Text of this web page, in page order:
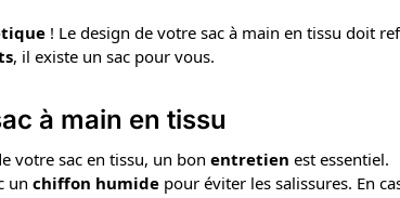
! Le design de votre sac à main en tissu doit
, il existe un sac pour vous.
à main en tissu
votre sac en tissu, un bonentretien est essentiel.
unchiffon humide pour éviter les salissures. En